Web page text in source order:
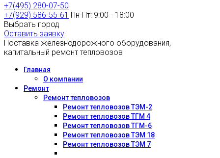
+7(495) 280-07-50
+7(929) 586-55-61 Пн-Пт: 9:00 - 18:00
Выбрать город
Оставить заявку
Поставка железнодорожного оборудования,
капитальный ремонт тепловозов
Главная
О компании
Ремонт
Ремонт тепловозов
Ремонт тепловозов ТЭМ-2
Ремонт тепловозов ТГМ 4
Ремонт тепловозов ТГМ-6
Ремонт тепловозов ТЭМ 18
Ремонт тепловозов ТЭМ 7